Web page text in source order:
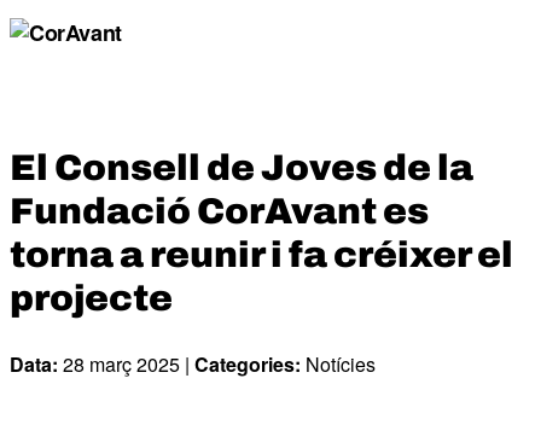
El Consell de Joves de la
Fundació CorAvant es
torna a reunir i fa créixer el
projecte
Data: 28 març 2025 | Categories: Notícies